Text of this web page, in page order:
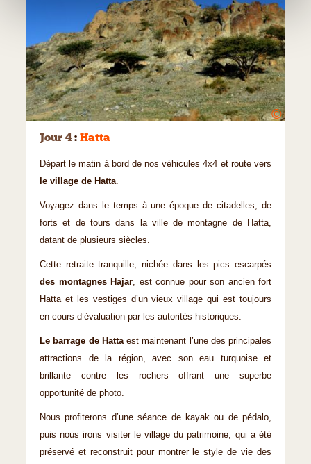
©
Jour 4 : Hatta
Départ le matin à bord de nos véhicules 4x4 et route vers
le village de Hatta.
Voyagez dans le temps à une époque de citadelles, de
forts et de tours dans la ville de montagne de Hatta,
datant de plusieurs siècles.
Cette retraite tranquille, nichée dans les pics escarpés
des montagnes Hajar, est connue pour son ancien fort
Hatta et les vestiges d’un vieux village qui est toujours
en cours d’évaluation par les autorités historiques.
Le barrage de Hattaest maintenant l’une des principales
attractions de la région, avec son eau turquoise et
brillante contre les rochers offrant une superbe
opportunité de photo.
Nous profiterons d’une séance de kayak ou de pédalo,
puis nous irons visiter le village du patrimoine, qui a été
préservé et reconstruit pour montrer le style de vie des